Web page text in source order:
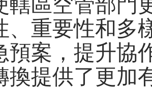
、重要性和多
預案，提升協
換提供了更加